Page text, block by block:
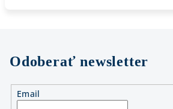
Odoberať newsletter
Email